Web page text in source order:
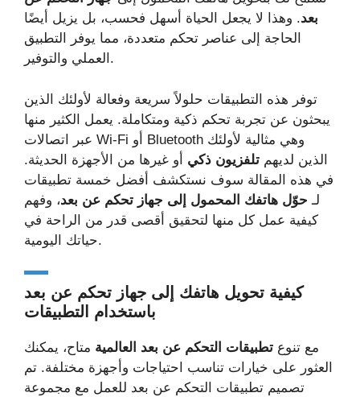
بعد. وهذا لا يجعل الحياة أسهل فحسب، بل يزيل أيضًا
الحاجة إلى عناصر تحكم متعددة، مما يوفر التطبيق
العملي والتوفير.
توفر هذه التطبيقات حلولاً سريعة وفعالة لأولئك الذين
يبحثون عن تجربة تحكم ذكية ومتكاملة. يعمل الكثير منها
عبر اتصالات Wi-Fi أو Bluetooth وهي مثالية لأولئك
الذين لديهم تلفزيون ذكي أو غيرها من الأجهزة الحديثة.
في هذه المقالة سوف نستكشف أفضل خمسة تطبيقات
لـ حوّل هاتفك المحمول إلى جهاز تحكم عن بعد، وفهم
كيفية عمل كل منها لتحقيق أقصى قدر من الراحة في
حياتك اليومية.
كيفية تحويل هاتفك إلى جهاز تحكم عن بعد
باستخدام التطبيقات
مع تنوع تطبيقات التحكم عن بعد العالمية متاح، يمكنك
العثور على خيارات تناسب احتياجات وأجهزة مختلفة. تم
تصميم تطبيقات التحكم عن بعد للعمل مع مجموعة